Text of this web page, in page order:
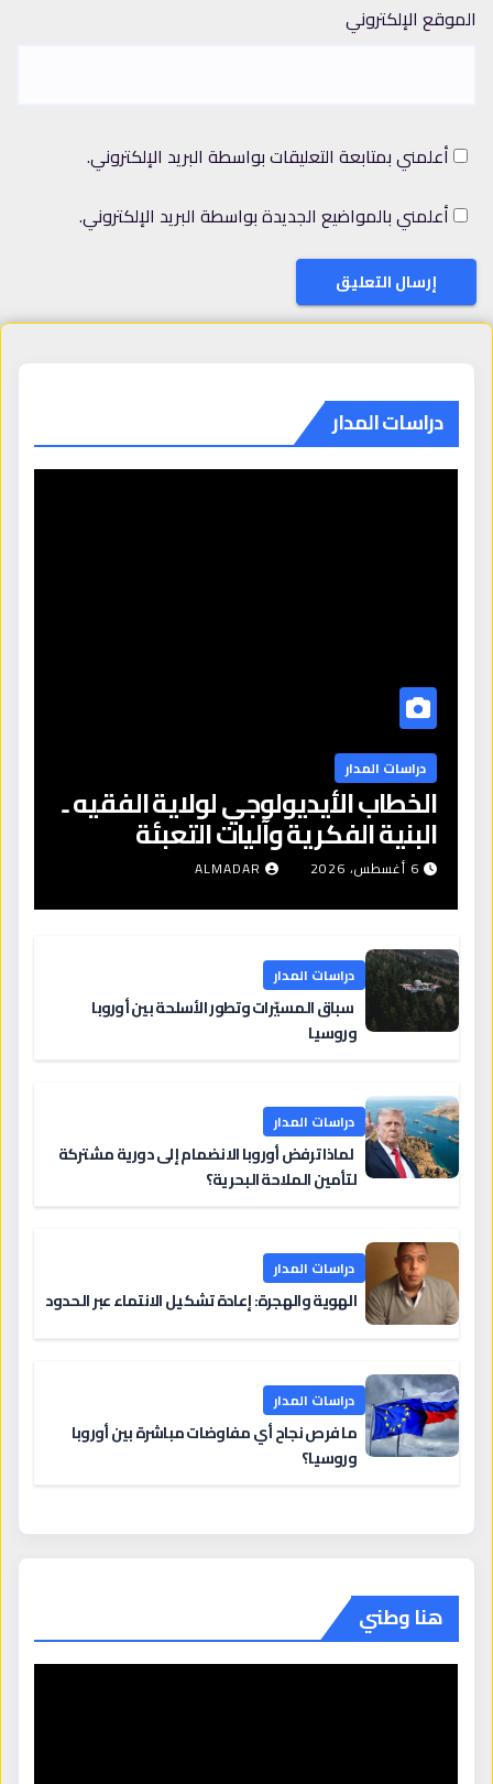
الموقع الإلكتروني
أعلمني بمتابعة التعليقات بواسطة البريد الإلكتروني.
أعلمني بالمواضيع الجديدة بواسطة البريد الإلكتروني.
دراسات المدار
دراسات المدار
الخطاب الأيديولوجي لولاية الفقيه ـ
البنية الفكرية وآليات التعبئة
6 أغسطس، 2026 ALMADAR
دراسات المدار
سباق المسيّرات وتطور الأسلحة بين أوروبا
وروسيا
دراسات المدار
لماذا ترفض أوروبا الانضمام إلى دورية مشتركة
لتأمين الملاحة البحرية؟
دراسات المدار
الهوية والهجرة: إعادة تشكيل الانتماء عبر الحدود
دراسات المدار
ما فرص نجاح أي مفاوضات مباشرة بين أوروبا
وروسيا؟
هنا وطني